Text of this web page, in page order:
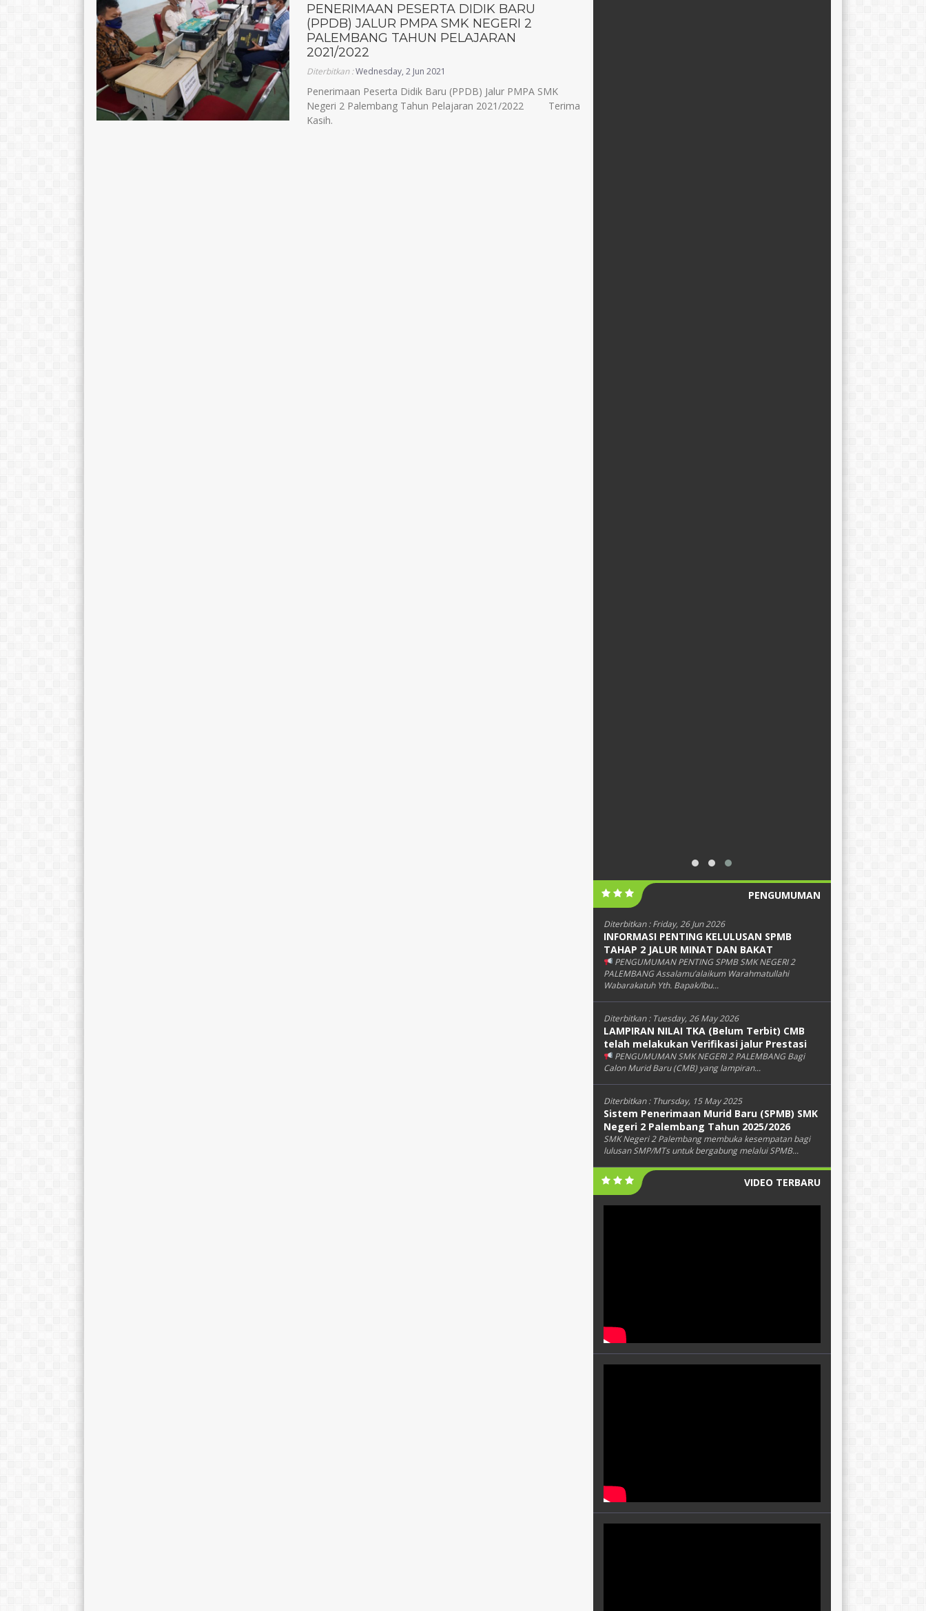
PENERIMAAN PESERTA DIDIK BARU
(PPDB) JALUR PMPA SMK NEGERI 2
PALEMBANG TAHUN PELAJARAN
2021/2022
Diterbitkan :Wednesday, 2 Jun 2021
Penerimaan Peserta Didik Baru (PPDB) Jalur PMPA SMK
Negeri 2 Palembang Tahun Pelajaran 2021/2022 Terima
Kasih.
PENGUMUMAN
Diterbitkan :Friday, 26 Jun 2026
INFORMASI PENTING KELULUSAN SPMB
TAHAP 2 JALUR MINAT DAN BAKAT
PENGUMUMAN PENTING SPMB SMK NEGERI 2
PALEMBANG Assalamu’alaikum Warahmatullahi
Wabarakatuh Yth. Bapak/Ibu...
Diterbitkan : Tuesday, 26 May 2026
LAMPIRAN NILAI TKA (Belum Terbit) CMB
telah melakukan Verifikasi jalur Prestasi
PENGUMUMAN SMK NEGERI 2 PALEMBANG Bagi
Calon Murid Baru (CMB) yang lampiran...
Diterbitkan : Thursday, 15 May 2025
Sistem Penerimaan Murid Baru (SPMB) SMK
Negeri 2 Palembang Tahun 2025/2026
SMK Negeri 2 Palembang membuka kesempatan bagi
lulusan SMP/MTs untuk bergabung melalui SPMB...
VIDEO TERBARU